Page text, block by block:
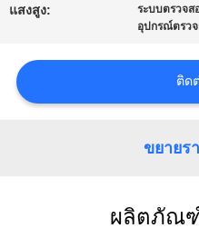
เรา
ข่าว
แสงสูง: ระบบตรวจ
อุปกรณ์ตรว
ติด
ขยายร
ผลิตภัณ